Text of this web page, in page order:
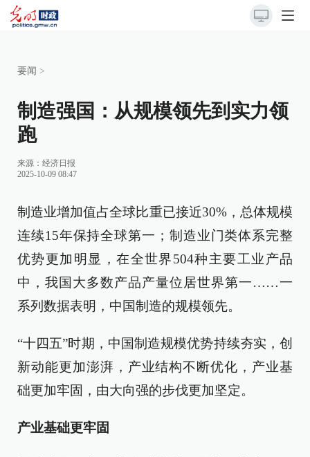
要闻 >
制造强国：从规模领先到实力领
跑
来源： 经济日报
2025-10-09 08:47
制造业增加值占全球比重已接近30%，总体规模
连续15年保持全球第一；制造业门类体系完整
优势更加明显，在全世界504种主要工业产品
中，我国大多数产品产量位居世界第一……一
系列数据表明，中国制造的规模领先。
“十四五”时期，中国制造规模优势持续夯实，创
新动能更加澎湃，产业结构不断优化，产业基
础更加牢固，由大向强的步伐更加坚定。
产业基础更牢固